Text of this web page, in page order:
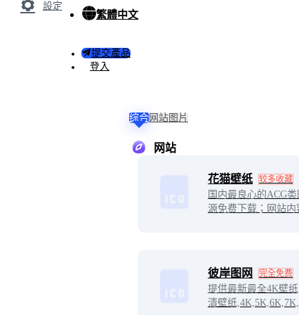
設定
繁體中文
提交產品
登入
综合网站图片
网站
花猫壁纸 较多收藏
国内最良心的ACG
源免费下载；网站内
彼岸图网 完全免费
提供最新最全4K壁
清壁纸